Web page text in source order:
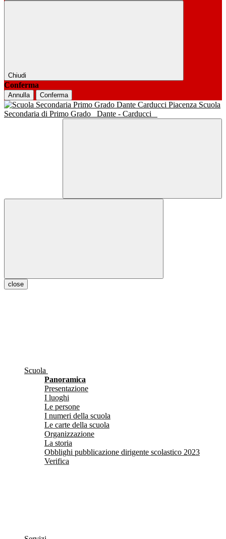
Chiudi
Conferma
Annulla Conferma
Scuola
Secondaria di Primo Grado
Dante - Carducci
close
Scuola
Panoramica
Presentazione
I luoghi
Le persone
I numeri della scuola
Le carte della scuola
Organizzazione
La storia
Obblighi pubblicazione dirigente scolastico 2023
Verifica